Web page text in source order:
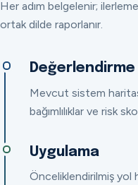
Her adım belgelenir;
ortak dilde raporlanır.
Değerlendirme
Mevcut sistem haritası
bağımlılıklar ve risk
Uygulama
Önceliklendirilmiş yol